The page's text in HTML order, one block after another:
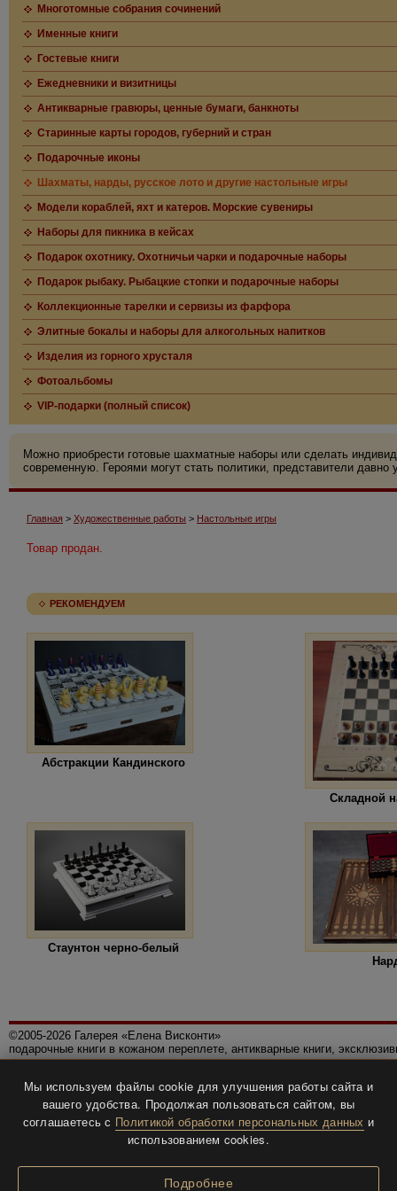
Многотомные собрания сочинений
Именные книги
Гостевые книги
Ежедневники и визитницы
Антикварные гравюры, ценные бумаги, банкноты
Старинные карты городов, губерний и стран
Подарочные иконы
Шахматы, нарды, русское лото и другие настольные игры
Модели кораблей, яхт и катеров. Морские сувениры
Наборы для пикника в кейсах
Подарок охотнику. Охотничьи чарки и подарочные наборы
Подарок рыбаку. Рыбацкие стопки и подарочные наборы
Коллекционные тарелки и сервизы из фарфора
Элитные бокалы и наборы для алкогольных напитков
Изделия из горного хрусталя
Фотоальбомы
VIP-подарки (полный список)
Можно приобрести готовые шахматные наборы или сделать
современную. Героями могут стать политики, представители
Главная > Художественные работы > Настольные игры
Товар продан.
РЕКОМЕНДУЕМ
Абстракции Кандинского
Складной
Стаунтон черно-белый
©2005-2026 Галерея «Елена Висконти»
подарочные книги в кожаном переплете, антикварные книги,
Политика конфиденциальности
Все права защищены.
Разработка и дизайнBTV-info.
Мы используем файлы cookie для улучшения работы сайта и
вашего удобства. Продолжая пользоваться сайтом, вы
соглашаетесь с Политикой обработки персональных данных и
использованием cookies.
Подробнее